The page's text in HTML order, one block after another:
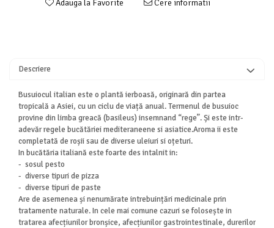
Adauga la Favorite Cere informatii
Descriere
Busuiocul italian este o plantă ierboasă, originară din partea
tropicală a Asiei, cu un ciclu de viață anual. Termenul de busuioc
provine din limba greacă (basileus) insemnand “rege”. Și este intr-
adevăr regele bucătăriei mediteraneene si asiatice.Aroma ii este
completată de roșii sau de diverse uleiuri si oțeturi.
In bucătăria italiană este foarte des intalnit in:
- sosul pesto
- diverse tipuri de pizza
- diverse tipuri de paste
Are de asemenea și nenumărate intrebuințări medicinale prin
tratamente naturale. In cele mai comune cazuri se folosește in
tratarea afecțiunilor bronșice, afecțiunilor gastrointestinale, durerilor